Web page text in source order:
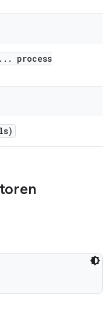
. . .
process